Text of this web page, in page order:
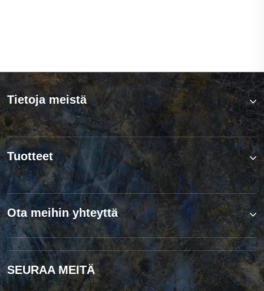
Tietoja meistä
Tuotteet
Ota meihin yhteyttä
SEURAA MEITÄ